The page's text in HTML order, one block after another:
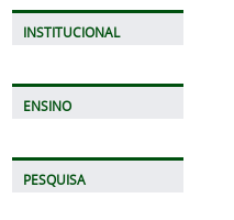
INSTITUCIONAL
ENSINO
PESQUISA